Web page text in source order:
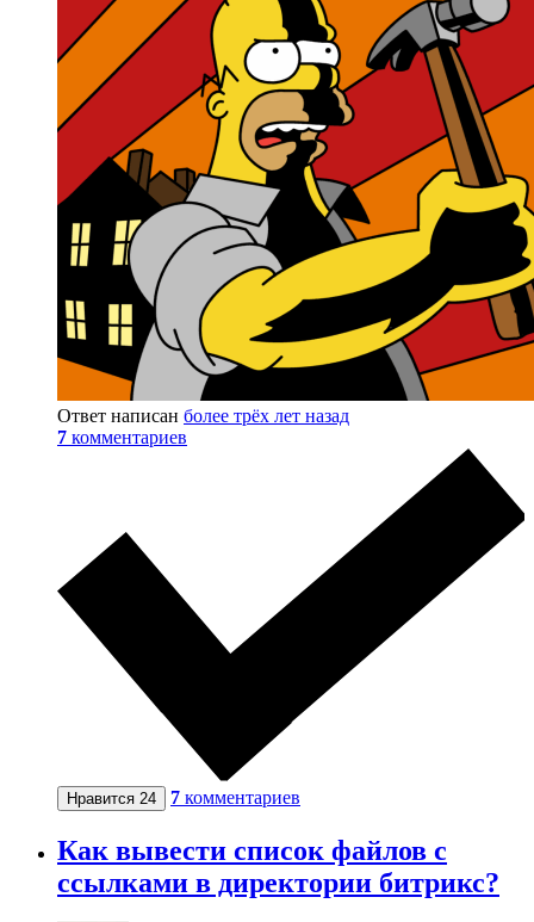
Ответ написан более трёх лет назад
7 комментариев
Нравится 24 7 комментариев
Как вывести список файлов с
ссылками в директории битрикс?